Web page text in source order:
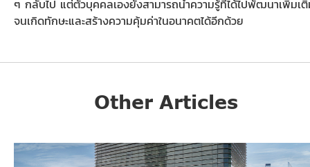
ๆ กลับไป แต่ตัวบุคคลเองยังสามารถนำความรู้ที่ได้ไปพัฒนาเพิ่มเ
จนเกิดทักษะและสร้างความคุ้มค่าในอนาคตได้อีกด้วย
Other Articles